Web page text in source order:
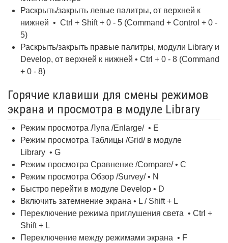
Раскрыть/закрыть левые палитры, от верхней к
нижней • Ctrl + Shift + 0 - 5 (Command + Control + 0 -
5)
Раскрыть/закрыть правые палитры, модули Library и
Develop, от верхней к нижней • Ctrl + 0 - 8 (Command
+ 0 - 8)
Горячие клавиши для смены режимов
экрана и просмотра в модуле Library
Режим просмотра Лупа /Enlarge/ • E
Режим просмотра Таблицы /Grid/ в модуле
Library • G
Режим просмотра Сравнение /Compare/ • C
Режим просмотра Обзор /Survey/ • N
Быстро перейти в модуле Develop • D
Включить затемнение экрана • L / Shift + L
Переключение режима приглушения света • Ctrl +
Shift + L
Переключение между режимами экрана • F